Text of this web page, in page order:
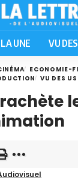
UNE VU
ECONOMIE-
VU DES US
rachète